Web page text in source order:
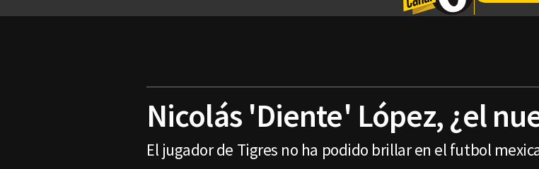
Nicolás 'Diente' López, ¿el
El jugador de Tigres no ha podido brillar en el futbol